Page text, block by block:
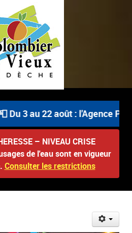
Du 3 au 22 août : l'Agence
– NIVEAU CRISE
de l'eau sont en vigueur
Consulter les restrictions